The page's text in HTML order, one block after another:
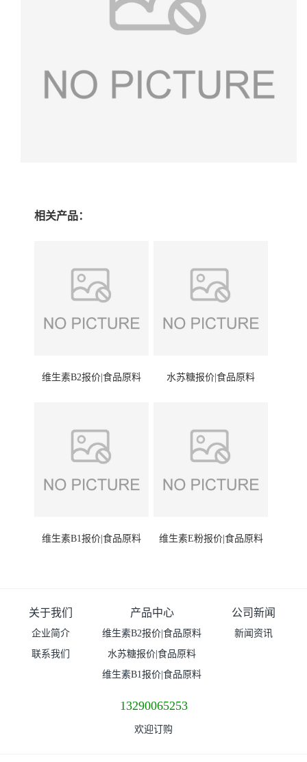
相关产品：
维生素B2报价|食品原料 水苏糖报价|食品原料
维生素B1报价|食品原料 维生素E粉报价|食品原料
关于我们
企业简介
联系我们
产品中心
维生素B2报价|食品原料
水苏糖报价|食品原料
维生素B1报价|食品原料
公司新闻
新闻资讯
13290065253
欢迎订购